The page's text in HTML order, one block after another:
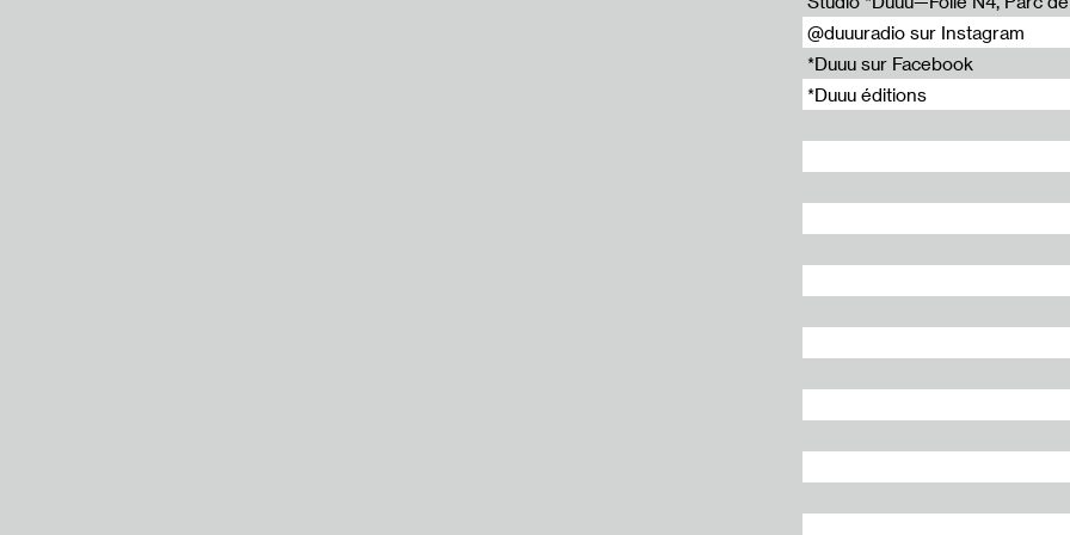
@duuuradio sur Instagram
*Duuu sur Facebook
*Duuu éditions